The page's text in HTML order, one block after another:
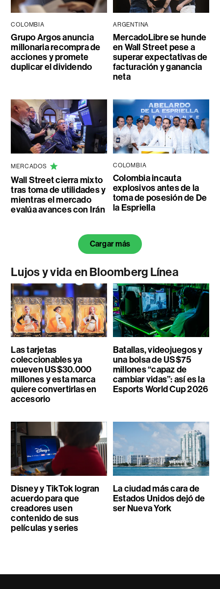
COLOMBIA
Grupo Argos anuncia
millonaria recompra de
acciones y promete
duplicar el dividendo
ARGENTINA
MercadoLibre se hunde
en Wall Street pese a
superar expectativas de
facturación y ganancia
neta
MERCADOS
Wall Street cierra mixto
tras toma de utilidades y
mientras el mercado
evalúa avances con Irán
COLOMBIA
Colombia incauta
explosivos antes de la
toma de posesión de De
la Espriella
Cargar más
Lujos y vida en Bloomberg Línea
Las tarjetas
coleccionables ya
mueven US$30.000
millones y esta marca
quiere convertirlas en
accesorio
Batallas, videojuegos y
una bolsa de US$75
millones “capaz de
cambiar vidas”: así es la
Esports World Cup 2026
Disney y TikTok logran
acuerdo para que
creadores usen
contenido de sus
películas y series
La ciudad más cara de
Estados Unidos dejó de
ser Nueva York